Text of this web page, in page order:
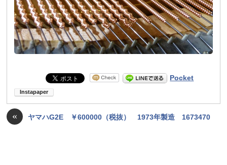
Pocket
« ヤマハG2E ￥600000（税抜） 1973年製造 1673470